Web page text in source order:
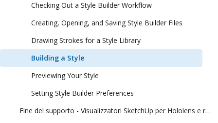
Checking Out a Style Builder Workflow
Creating, Opening, and Saving Style Builder Files
Drawing Strokes for a Style Library
Building a Style
Previewing Your Style
Setting Style Builder Preferences
Fine del supporto - Visualizzatori SketchUp per Hololens e realtà virtuale